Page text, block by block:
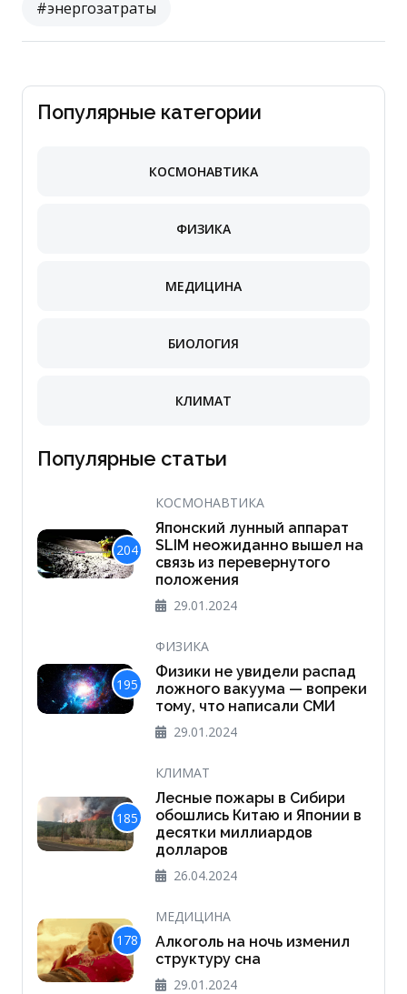
#энергозатраты
Популярные категории
КОСМОНАВТИКА
ФИЗИКА
МЕДИЦИНА
БИОЛОГИЯ
КЛИМАТ
Популярные статьи
204
КОСМОНАВТИКА
Японский лунный аппарат
SLIM неожиданно вышел на
связь из перевернутого
положения
29.01.2024
195
ФИЗИКА
Физики не увидели распад
ложного вакуума — вопреки
тому, что написали СМИ
29.01.2024
185
КЛИМАТ
Лесные пожары в Сибири
обошлись Китаю и Японии в
десятки миллиардов
долларов
26.04.2024
178
МЕДИЦИНА
Алкоголь на ночь изменил
структуру сна
29.01.2024